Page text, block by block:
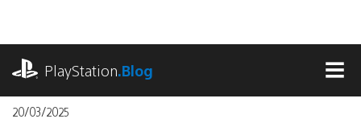
contenido
PlayStation.Blog
20/03/2025